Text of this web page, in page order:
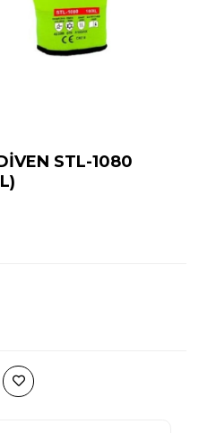
STL-1080